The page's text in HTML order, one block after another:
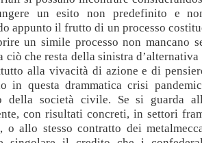
un esito non predefinito e
appunto il frutto di un processo
un simile processo non mancano
ciò che resta della sinistra d’alternativa
alla vivacità di azione e di
in questa drammatica crisi
della società civile. Se si guarda
con risultati concreti, in settori
, o allo stesso contratto dei